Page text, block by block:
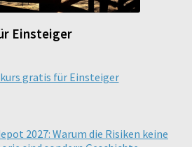
Einsteiger